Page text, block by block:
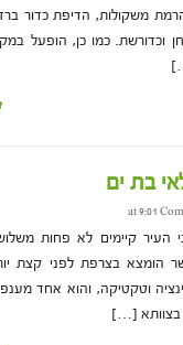
משקולות, הדיפת כדור
וכדורשת. כמו כן, הופעל
בת ים
העיר קיימים לא פחות
הומצא בצרפת לפני קצת
וטקטיקה, והוא אחד
בצוותא […]